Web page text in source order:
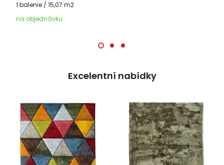
1 balenie / 15,07 m2
na objednávku
Excelentní nabídky